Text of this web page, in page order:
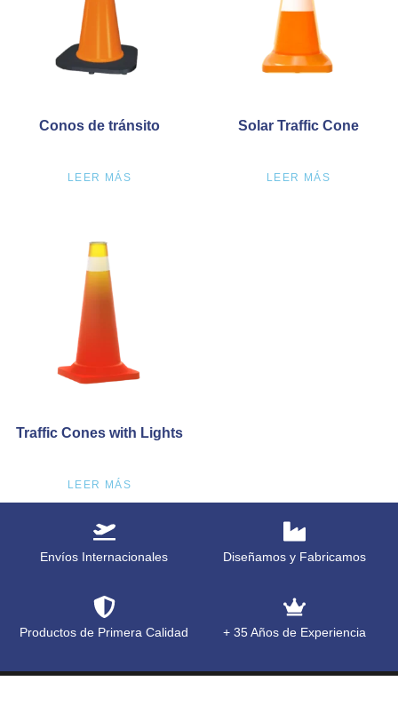
Conos de tránsito
LEER MÁS
Solar Traffic Cone
LEER MÁS
Traffic Cones with Lights
LEER MÁS
Envíos Internacionales Diseñamos y Fabricamos
Productos de Primera Calidad + 35 Años de Experiencia